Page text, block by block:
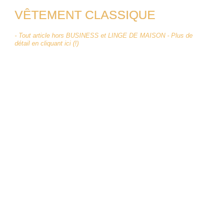
VÊTEMENT CLASSIQUE
- Tout article hors BUSINESS et LINGE DE MAISON - Plus de
détail en cliquant ici (!)